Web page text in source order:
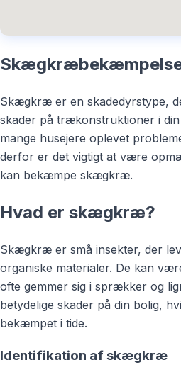
Skægkræ er en skadedyrstype,
skader på trækonstruktioner i
mange husejere oplevet
derfor er det vigtigt at være
kan bekæmpe skægkræ.
Hvad er skægkræ?
Skægkræ er små insekter, der
organiske materialer. De kan
ofte gemmer sig i sprækker og
betydelige skader på din bolig,
bekæmpet i tide.
Identifikation af skægkræ